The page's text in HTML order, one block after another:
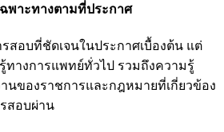
พาะทางตามที่ประกาศ
สอบที่ชัดเจนในประกาศเบื้องต้น แต่
ทางการแพทย์ทั่วไป รวมถึงความรู้
านของราชการและกฎหมายที่เกี่ยวข้อง
สอบผ่าน